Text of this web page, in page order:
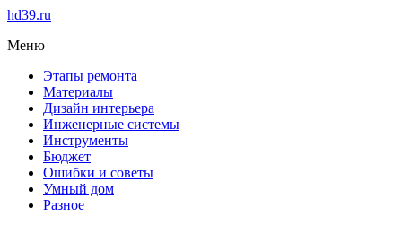
hd39.ru
Меню
Этапы ремонта
Материалы
Дизайн интерьера
Инженерные системы
Инструменты
Бюджет
Ошибки и советы
Умный дом
Разное